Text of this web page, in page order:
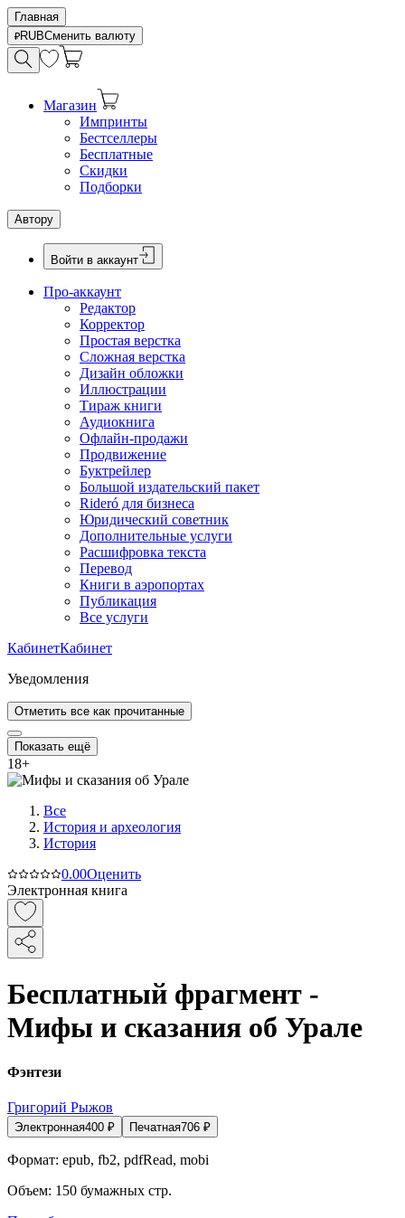
Главная
RUBСменить валюту
Магазин
Импринты
Бестселлеры
Бесплатные
Скидки
Подборки
Автору
Войти в аккаунт
Про-аккаунт
Редактор
Корректор
Простая верстка
Сложная верстка
Дизайн обложки
Иллюстрации
Тираж книги
Аудиокнига
Офлайн-продажи
Продвижение
Буктрейлер
Большой издательский пакет
Rideró для бизнеса
Юридический советник
Дополнительные услуги
Расшифровка текста
Перевод
Книги в аэропортах
Публикация
Все услуги
КабинетКабинет
Уведомления
Отметить все как прочитанные
Показать ещё
18+
Все
История и археология
История
0.00Оценить
Электронная книга
Бесплатный фрагмент -
Мифы и сказания об Урале
Фэнтези
Григорий Рыжов
Электронная400 ₽ Печатная706 ₽
Формат: epub, fb2, pdfRead, mobi
Объем: 150 бумажных стр.